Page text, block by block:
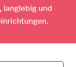
langlebig und